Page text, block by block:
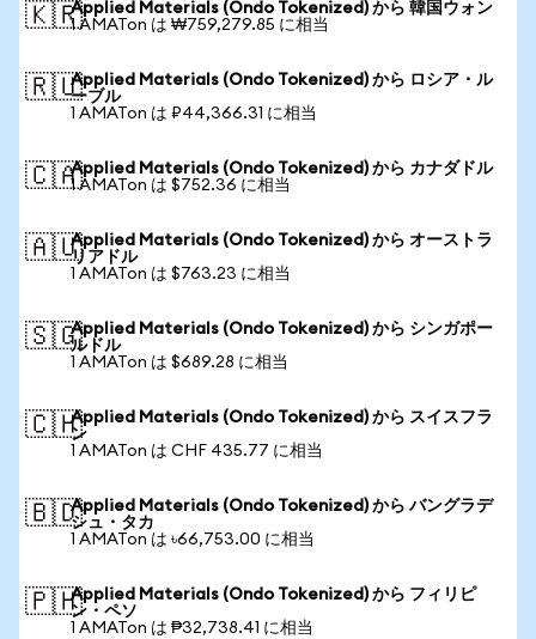
🇰🇷Applied Materials (Ondo Tokenized) から 韓国ウォン
1 AMATon は ₩759,279.85 に相当
🇷🇺Applied Materials (Ondo Tokenized) から ロシア・ル
ーブル
1 AMATon は ₽44,366.31 に相当
🇨🇦Applied Materials (Ondo Tokenized) から カナダドル
1 AMATon は $752.36 に相当
🇦🇺Applied Materials (Ondo Tokenized) から オーストラ
リアドル
1 AMATon は $763.23 に相当
🇸🇬Applied Materials (Ondo Tokenized) から シンガポー
ルドル
1 AMATon は $689.28 に相当
🇨🇭Applied Materials (Ondo Tokenized) から スイスフラ
ン
1 AMATon は CHF 435.77 に相当
🇧🇩Applied Materials (Ondo Tokenized) から バングラデ
シュ・タカ
1 AMATon は ৳66,753.00 に相当
🇵🇭Applied Materials (Ondo Tokenized) から フィリピ
ン・ペソ
1 AMATon は ₱32,738.41 に相当